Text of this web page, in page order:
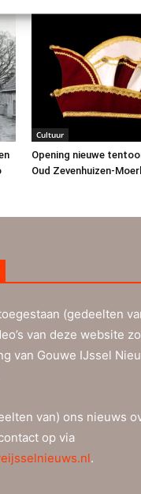
Cultuur
Opening nieuwe
Oud Zevenhuizen-
(gedeelten
van deze website
van Gouwe IJssel
van) ons nieuws
op via
.